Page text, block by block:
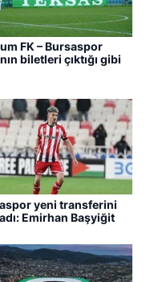
FK – Bursaspor
biletleri çıktığı gibi
yeni transferini
Emirhan Başyiğit